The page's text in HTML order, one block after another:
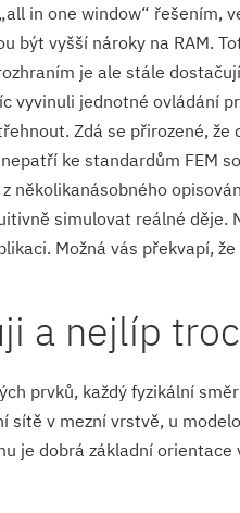
in one window“ řešením,
být vyšší nároky na RAM.
je ale stále
vyvinuli jednotné ovládání
Zdá se přirozené, že
ke standardům FEM
několikanásobného
simulovat reálné děje.
Možná vás překvapí,
a nejlíp
prvků, každý fyzikální
sítě v mezní vrstvě, u
je dobrá základní